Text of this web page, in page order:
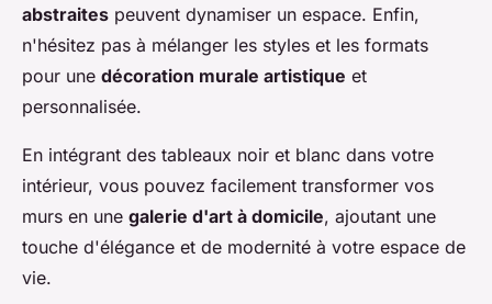
abstraites peuvent dynamiser un espace. Enfin,
n'hésitez pas à mélanger les styles et les formats
pour une décoration murale artistique et
personnalisée.
En intégrant des tableaux noir et blanc dans votre
intérieur, vous pouvez facilement transformer vos
murs en une galerie d'art à domicile, ajoutant une
touche d'élégance et de modernité à votre espace de
vie.